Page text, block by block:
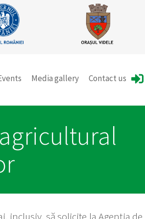
Media gallery Contact us
inclusiv, să solicite la Agenția